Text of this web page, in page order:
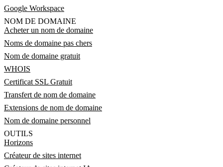
Google Workspace
NOM DE DOMAINE
Acheter un nom de domaine
Noms de domaine pas chers
Nom de domaine gratuit
WHOIS
Certificat SSL Gratuit
Transfert de nom de domaine
Extensions de nom de domaine
Nom de domaine personnel
OUTILS
Horizons
Créateur de sites internet